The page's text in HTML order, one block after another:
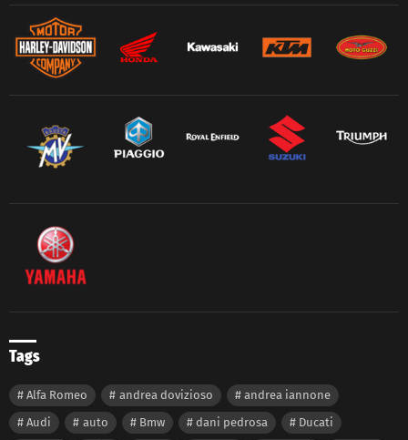
Tags
Alfa Romeo andrea dovizioso
andrea iannone
Audi
auto Bmw dani pedrosa
Ducati